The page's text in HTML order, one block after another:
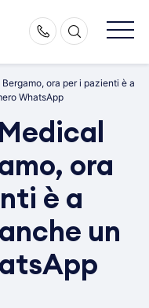
ora per i pazienti è a
WhatsApp
ora
è a
un